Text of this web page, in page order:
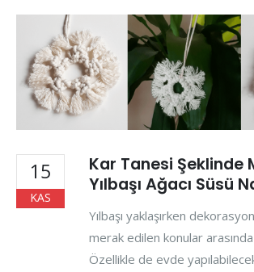
15
KAS
Kar Tanesi Şeklinde
Yılbaşı Ağacı Süsü
Yılbaşı yaklaşırken
merak edilen konular
Özellikle de evde